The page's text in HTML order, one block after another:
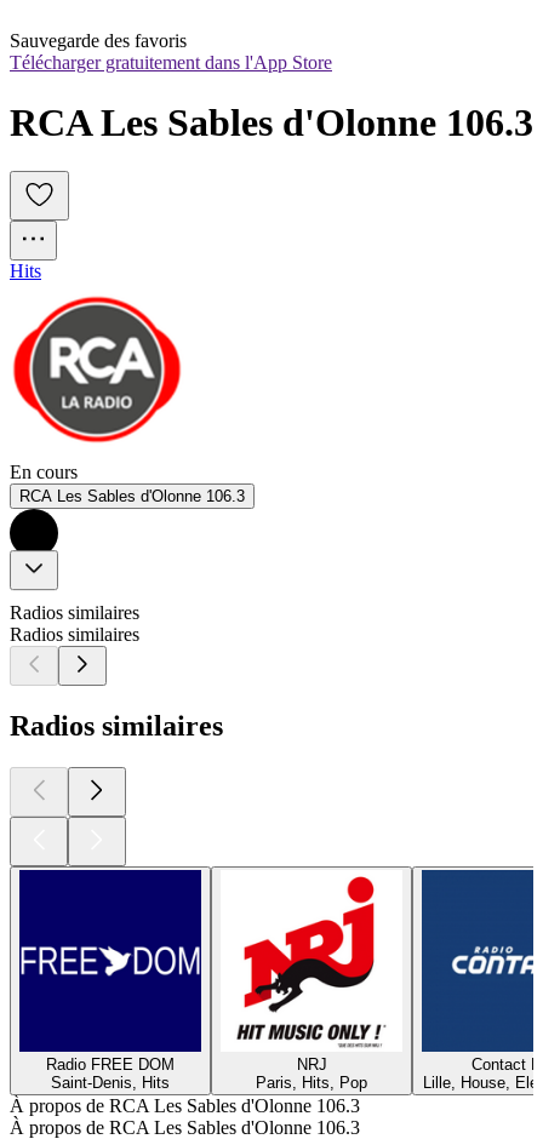
Sauvegarde des favoris
Télécharger gratuitement dans l'App Store
RCA Les Sables d'Olonne 106.3
Hits
En cours
RCA Les Sables d'Olonne 106.3
Radios similaires
Radios similaires
Radios similaires
Radio FREE DOM
Saint-Denis, Hits
NRJ
Paris, Hits, Pop
Contact
Lille, House,
À propos de RCA Les Sables d'Olonne 106.3
À propos de RCA Les Sables d'Olonne 106.3